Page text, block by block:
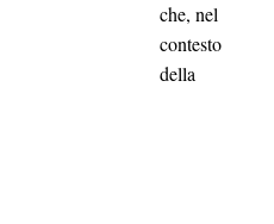
che, nel
contesto
della